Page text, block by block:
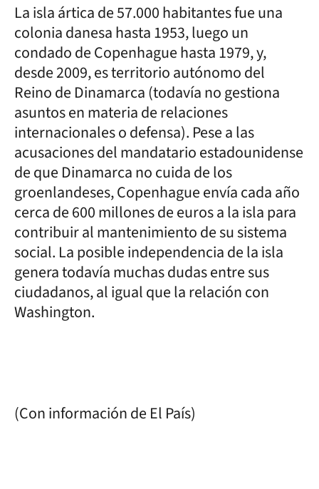
La isla ártica de 57.000 habitantes fue una
colonia danesa hasta 1953, luego un
condado de Copenhague hasta 1979, y,
desde 2009, es territorio autónomo del
Reino de Dinamarca (todavía no gestiona
asuntos en materia de relaciones
internacionales o defensa). Pese a las
acusaciones del mandatario estadounidense
de que Dinamarca no cuida de los
groenlandeses, Copenhague envía cada año
cerca de 600 millones de euros a la isla para
contribuir al mantenimiento de su sistema
social. La posible independencia de la isla
genera todavía muchas dudas entre sus
ciudadanos, al igual que la relación con
Washington.
(Con información de El País)